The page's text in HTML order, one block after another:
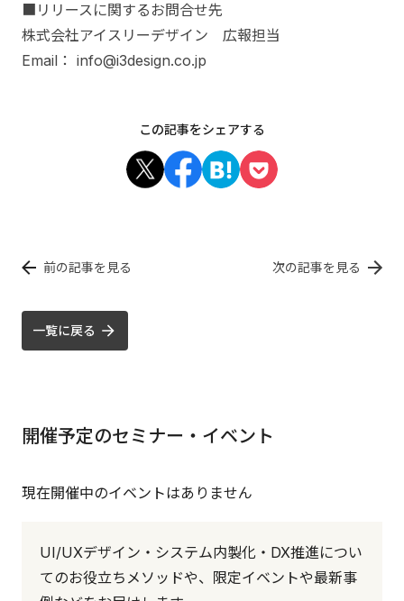
■リリースに関するお問合せ先
株式会社アイスリーデザイン 広報担当
Email： info@i3design.co.jp
この記事をシェアする
前の記事を見る 次の記事を見る
一覧に戻る
開催予定のセミナー・イベント
現在開催中のイベントはありません
UI/UXデザイン・システム内製化・DX推進につい
てのお役立ちメソッドや、限定イベントや最新事